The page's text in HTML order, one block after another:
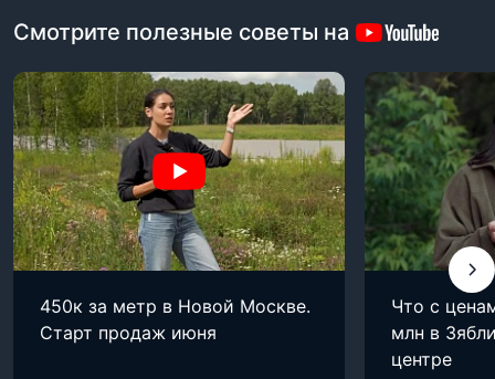
Смотрите полезные советы на
450к за метр в Новой Москве.
Старт продаж июня
Что с
млн в
центре